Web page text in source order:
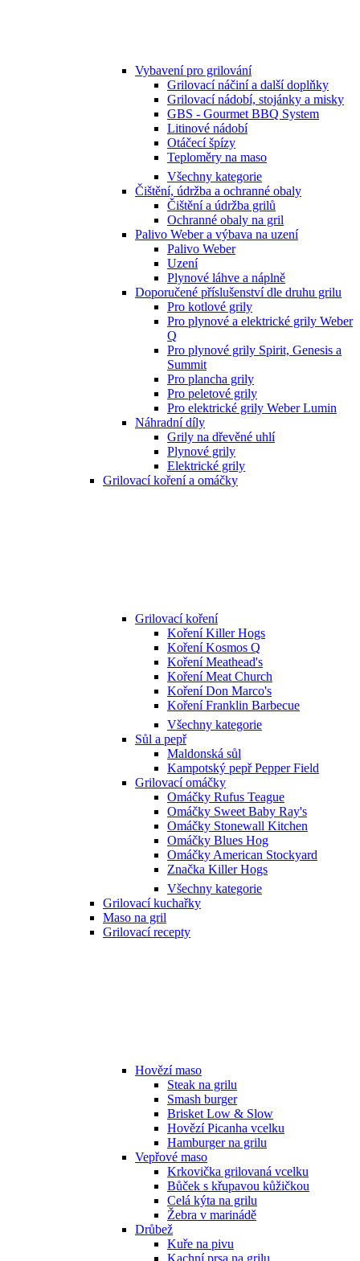
Vybavení pro grilování
Grilovací náčiní a další doplňky
Grilovací nádobí, stojánky a misky
GBS - Gourmet BBQ System
Litinové nádobí
Otáčecí špízy
Teploměry na maso
Všechny kategorie
Čištění, údržba a ochranné obaly
Čištění a údržba grilů
Ochranné obaly na gril
Palivo Weber a výbava na uzení
Palivo Weber
Uzení
Plynové láhve a náplně
Doporučené příslušenství dle druhu grilu
Pro kotlové grily
Pro plynové a elektrické grily Weber
Q
Pro plynové grily Spirit, Genesis a
Summit
Pro plancha grily
Pro peletové grily
Pro elektrické grily Weber Lumin
Náhradní díly
Grily na dřevěné uhlí
Plynové grily
Elektrické grily
Grilovací koření a omáčky
Grilovací koření
Koření Killer Hogs
Koření Kosmos Q
Koření Meathead's
Koření Meat Church
Koření Don Marco's
Koření Franklin Barbecue
Všechny kategorie
Sůl a pepř
Maldonská sůl
Kampotský pepř Pepper Field
Grilovací omáčky
Omáčky Rufus Teague
Omáčky Sweet Baby Ray's
Omáčky Stonewall Kitchen
Omáčky Blues Hog
Omáčky American Stockyard
Značka Killer Hogs
Všechny kategorie
Grilovací kuchařky
Maso na gril
Grilovací recepty
Hovězí maso
Steak na grilu
Smash burger
Brisket Low & Slow
Hovězí Picanha vcelku
Hamburger na grilu
Vepřové maso
Krkovička grilovaná vcelku
Bůček s křupavou kůžičkou
Celá kýta na grilu
Žebra v marinádě
Drůbež
Kuře na pivu
Kachní prsa na grilu